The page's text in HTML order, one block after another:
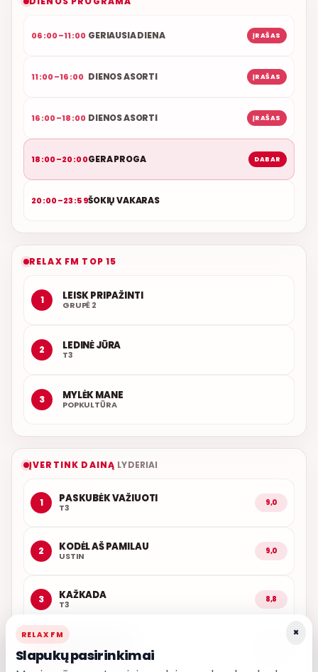
06:00–11:00 GERIAUSIA DIENA ĮRAŠAS
11:00–16:00 DIENOS ASORTI ĮRAŠAS
16:00–18:00 DIENOS ASORTI ĮRAŠAS
18:00–20:00GERA PROGA DABAR
20:00–23:59ŠOKIŲ VAKARAS
RELAX FM TOP 15
1 LEISK PRIPAŽINTI
GRUPĖ 2
2 LEDINĖ JŪRA
T3
3 MYLĖK MANE
POPKULTŪRA
ĮVERTINK DAINĄ LYDERIAI
1 PASKUBĖK VAŽIUOTI
T3 9,0
2 KODĖL AŠ PAMILAU
USTIN 9,0
3 KAŽKADA
T3 8,8
GRUPĖ 2
×
RELAX FM
Slapukų pasirinkimai